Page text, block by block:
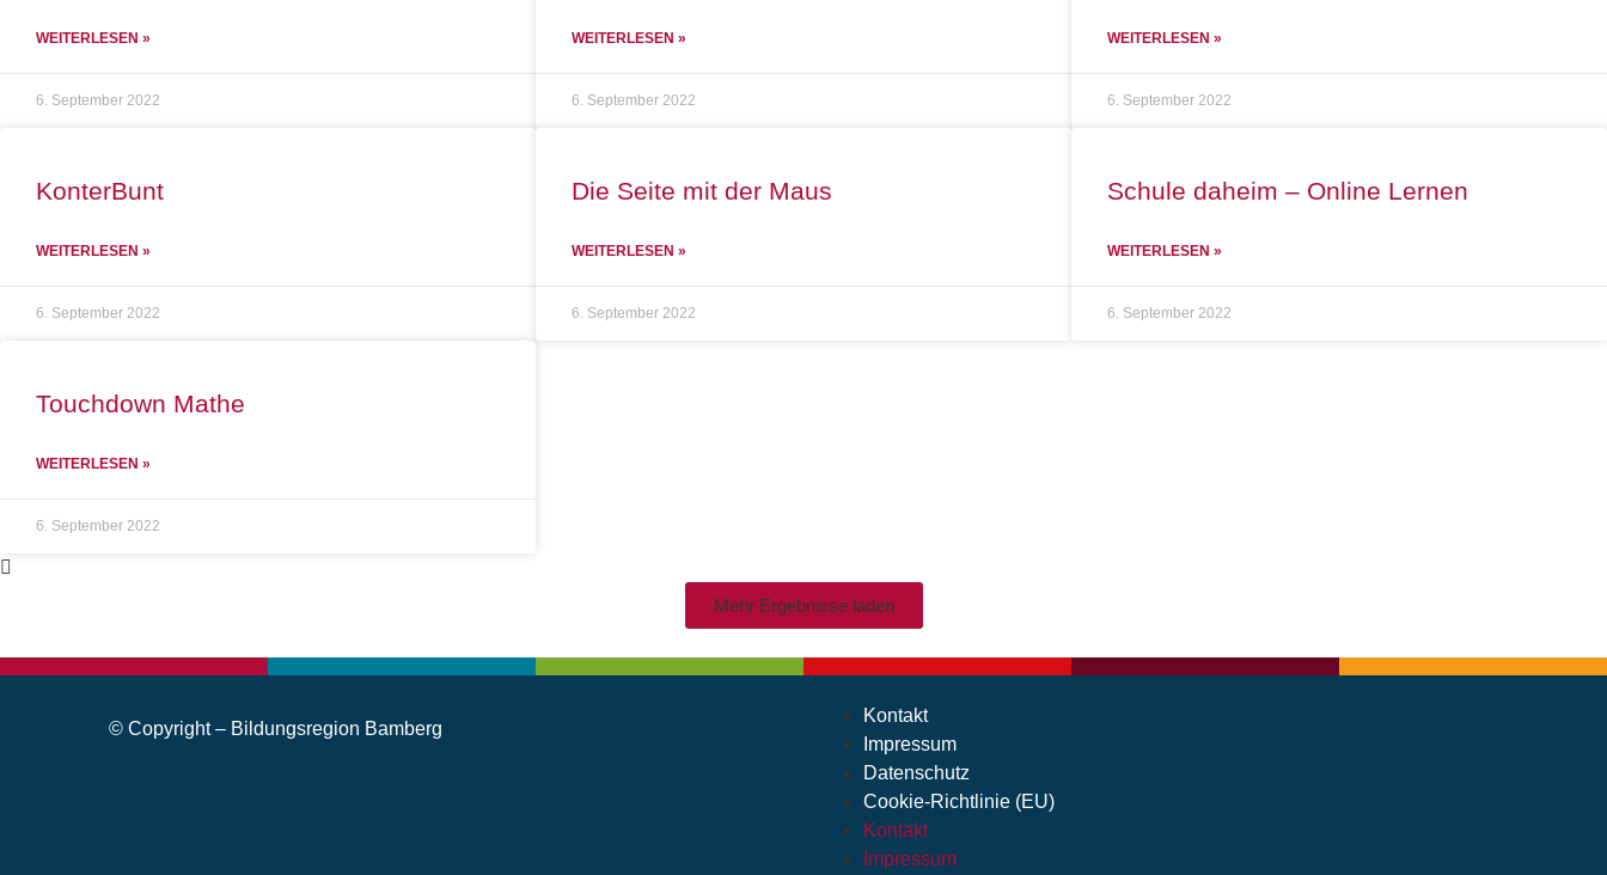
WEITERLESEN »
6. September 2022
WEITERLESEN »
6. September 2022
WEITERLESEN »
6. September 2022
KonterBunt
WEITERLESEN »
6. September 2022
Die Seite mit der Maus
WEITERLESEN »
6. September 2022
Schule daheim – Online Lernen
WEITERLESEN »
6. September 2022
Touchdown Mathe
WEITERLESEN »
6. September 2022
Mehr Ergebnisse laden
© Copyright – Bildungsregion Bamberg
Kontakt
Impressum
Datenschutz
Cookie-Richtlinie (EU)
Kontakt
Impressum